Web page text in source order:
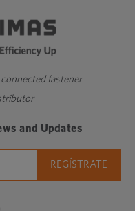
fastener
and Updates